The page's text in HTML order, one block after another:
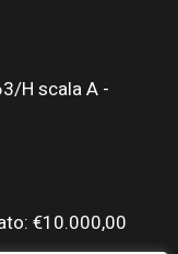
H scala A -
€10.000,00